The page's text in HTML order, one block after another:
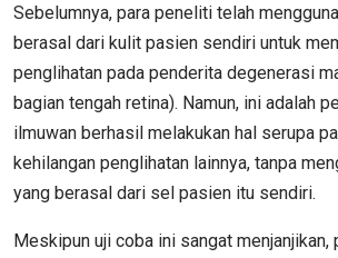
Sebelumnya, para peneliti telah
berasal dari kulit pasien sendiri untuk
penglihatan pada penderita degenerasi
bagian tengah retina). Namun, ini adalah
ilmuwan berhasil melakukan hal serupa
kehilangan penglihatan lainnya, tanpa
yang berasal dari sel pasien itu sendiri.
Meskipun uji coba ini sangat